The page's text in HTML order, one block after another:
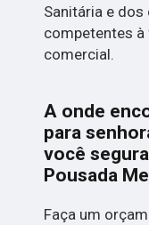
Sanitária e
competentes
comercial.
A onde
para
você
Pousada
Faça um